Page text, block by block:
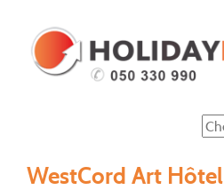
WestCord Art Hôtel